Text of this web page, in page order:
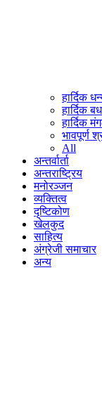
हार्दिक
हार्दिक
हार्दिक
भावपूर्ण
All
अन्तर्वार्ता
अन्तराष्ट्रिय
मनोरञ्जन
व्यक्तित्व
दृष्टिकोण
खेलकुद
साहित्य
अंग्रेजी समाचार
अन्य